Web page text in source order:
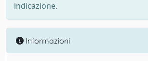
indicazione.
Informazioni